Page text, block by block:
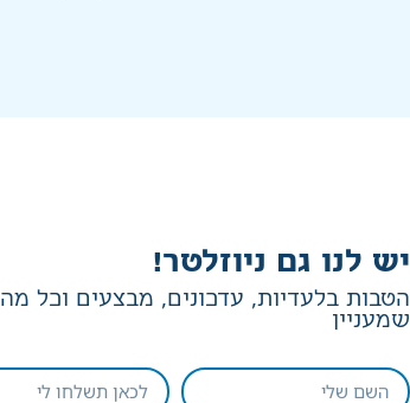
יש לנו גם ניוזלטר!
הטבות בלעדיות, עדכונים, מבצעים וכל מה
שמעניין